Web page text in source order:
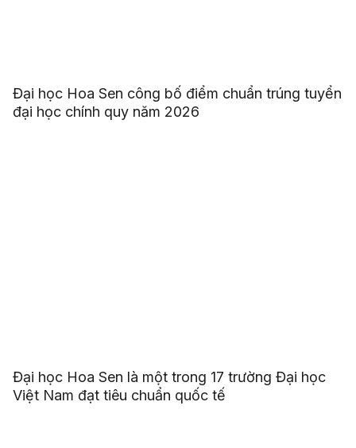
Đại học Hoa Sen công bố điểm chuẩn trúng tuyển
đại học chính quy năm 2026
Đại học Hoa Sen là một trong 17 trường Đại học
Việt Nam đạt tiêu chuẩn quốc tế